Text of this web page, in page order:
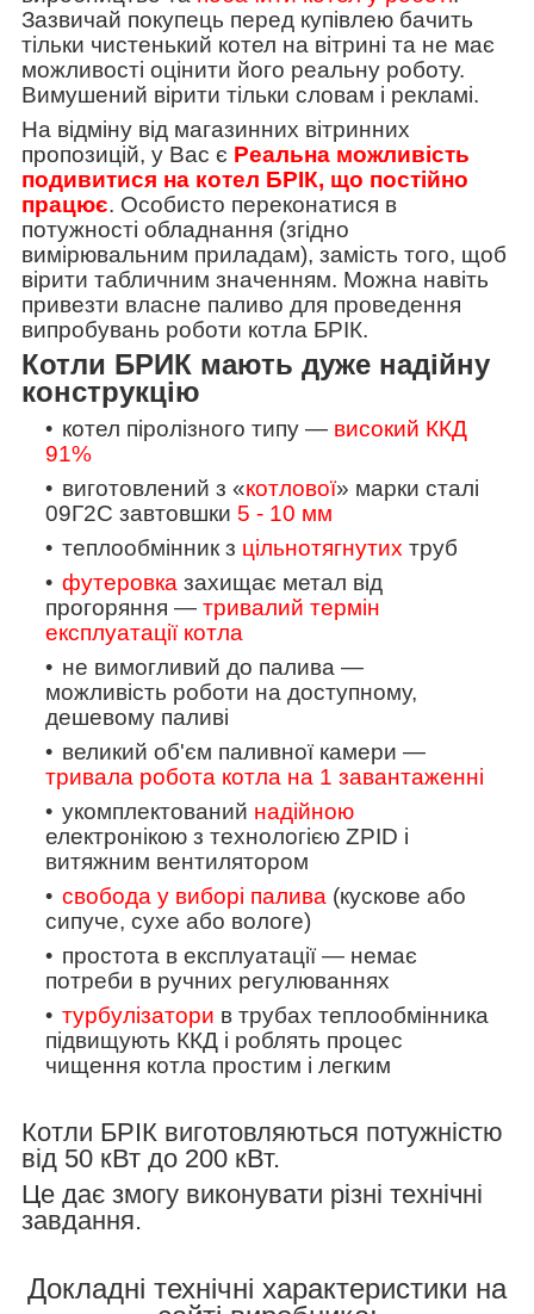
Зазвичай покупець перед купівлею бачить
тільки чистенький котел на вітрині та не має
можливості оцінити його реальну роботу.
Вимушений вірити тільки словам і рекламі.
На відміну від магазинних вітринних
пропозицій, у Вас є Реальна можливість
подивитися на котел БРІК, що постійно
працює. Особисто переконатися в
потужності обладнання (згідно
вимірювальним приладам), замість того, щоб
вірити табличним значенням. Можна навіть
привезти власне паливо для проведення
випробувань роботи котла БРІК.
Котли БРИК мають дуже надійну
конструкцію
котел піролізного типу — високий ККД
91%
виготовлений з «котлової» марки сталі
09Г2С завтовшки 5 - 10 мм
теплообмінник з цільнотягнутих труб
футеровка захищає метал від
прогоряння — тривалий термін
експлуатації котла
не вимогливий до палива —
можливість роботи на доступному,
дешевому паливі
великий об'єм паливної камери —
тривала робота котла на 1 завантаженні
укомплектований надійною
електронікою з технологією ZPID і
витяжним вентилятором
свобода у виборі палива (кускове або
сипуче, сухе або вологе)
простота в експлуатації — немає
потреби в ручних регулюваннях
турбулізатори в трубах теплообмінника
підвищують ККД і роблять процес
чищення котла простим і легким
Котли БРІК виготовляються потужністю
від 50 кВт до 200 кВт.
Це дає змогу виконувати різні технічні
завдання.
Докладні технічні характеристики на